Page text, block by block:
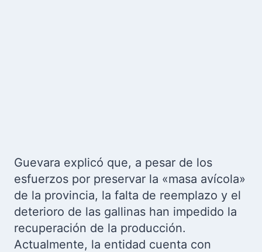
Guevara explicó que, a pesar de los
esfuerzos por preservar la «masa avícola»
de la provincia, la falta de reemplazo y el
deterioro de las gallinas han impedido la
recuperación de la producción.
Actualmente, la entidad cuenta con